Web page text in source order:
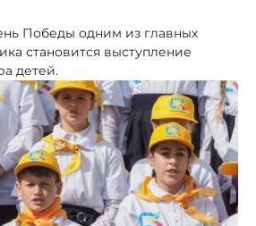
Победы одним из главных
становится выступление
детей.